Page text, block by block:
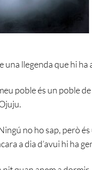
una llegenda que hi ha
poble és un poble
no ho sap, però
a dia d’avui hi ha